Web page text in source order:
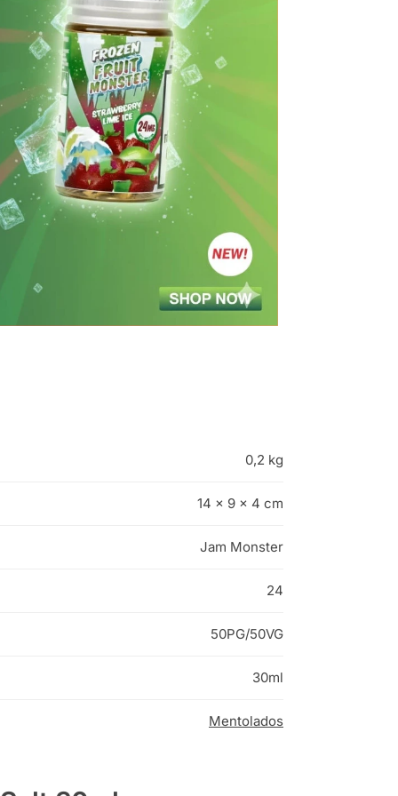
0,2 kg
14 × 9 × 4 cm
Jam Monster
24
50PG/50VG
30ml
Mentolados